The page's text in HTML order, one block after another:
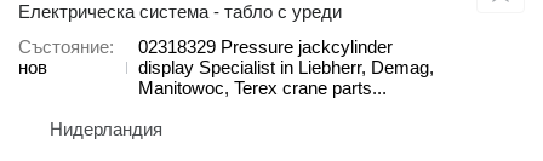
Електрическа система - табло с уреди
Състояние
нов
02318329 Pressure jackcylinder
display Specialist in Liebherr, Demag,
Manitowoc, Terex crane parts...
Нидерландия